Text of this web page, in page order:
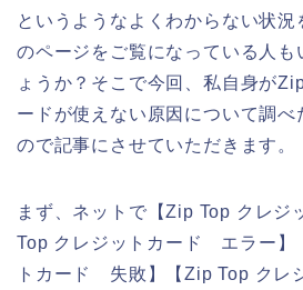
というようなよくわからない状況
のページをご覧になっている人も
ょうか？そこで今回、私自身が
ードが使えない原因について調べ
ので記事にさせていただきます。
まず、ネットで【Zip Top クレジ
Top クレジットカード エラー】
トカード 失敗】【Zip Top クレ